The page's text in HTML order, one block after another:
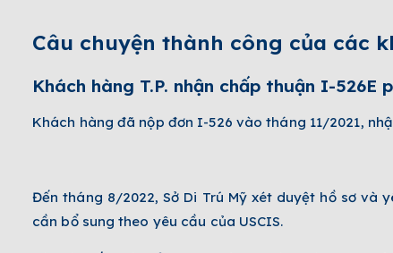
Câu chuyện thành công của các
Khách hàng T.P. nhận chấp thuận I-
Khách hàng đã nộp đơn I-526 vào tháng 11/2021,
Đến tháng 8/2022, Sở Di Trú Mỹ xét duyệt hồ sơ và
cần bổ sung theo yêu cầu của USCIS.